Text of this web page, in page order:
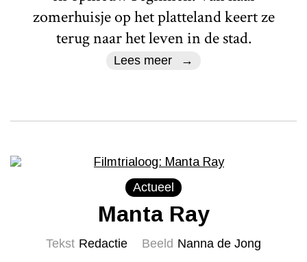
zomerhuisje op het platteland keert ze
terug naar het leven in de stad.
Lees meer
Actueel
Manta Ray
Tekst Redactie Beeld Nanna de Jong